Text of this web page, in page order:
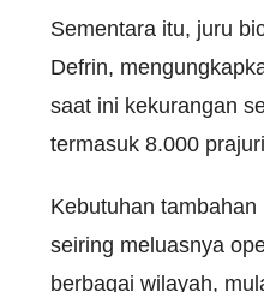
Sementara itu, juru
Defrin,
saat ini kekurangan
termasuk 8.000
Kebutuhan
seiring meluasnya
berbagai wilayah,